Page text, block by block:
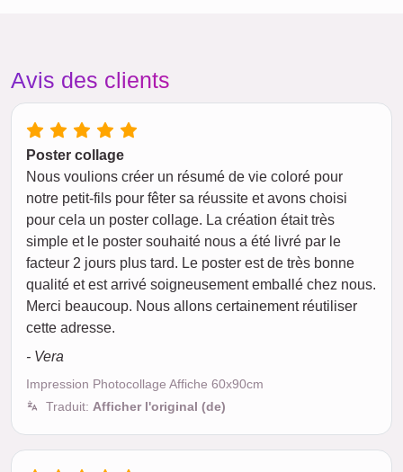
Avis des clients
Poster collage
Nous voulions créer un résumé de vie coloré pour
notre petit-fils pour fêter sa réussite et avons choisi
pour cela un poster collage. La création était très
simple et le poster souhaité nous a été livré par le
facteur 2 jours plus tard. Le poster est de très bonne
qualité et est arrivé soigneusement emballé chez nous.
Merci beaucoup. Nous allons certainement réutiliser
cette adresse.
- Vera
Impression Photocollage Affiche 60x90cm
Traduit: Afficher l'original (de)